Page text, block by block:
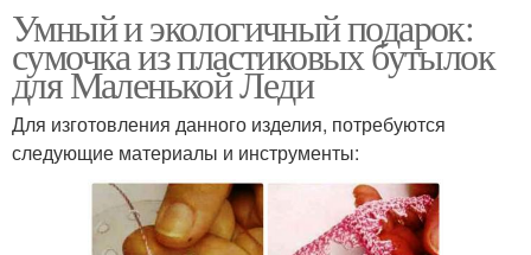
Умный и экологичный подарок:
сумочка из пластиковых бутылок
для Маленькой Леди
Для изготовления данного изделия, потребуются
следующие материалы и инструменты: